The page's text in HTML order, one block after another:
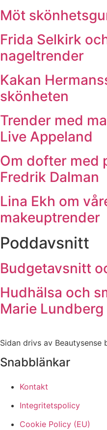
Möt
Frida Selkirk
nageltrender
Kakan
skönheten
Trender med
Live Appeland
Om dofter med
Fredrik Dalman
Lina Ekh om
makeuptrender
Poddavsnitt
Budgetavsnitt
Hudhälsa och
Marie Lundberg
Sidan drivs av Beautysense
Snabblänkar
Kontakt
Integritetspolicy
Cookie Policy (EU)